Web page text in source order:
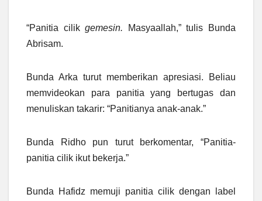
“Panitia cilikgemesin.
Masyaallah,” tulis Bunda
Abrisam.
Bunda Arka turut memberikan apresiasi. Beliau
memvideokan para panitia yang bertugas dan
menuliskan takarir: “Panitianya anak-anak.”
Bunda Ridho pun turut berkomentar, “Panitia-
panitia cilik ikut bekerja.”
Bunda Hafidz memuji panitia cilik dengan label